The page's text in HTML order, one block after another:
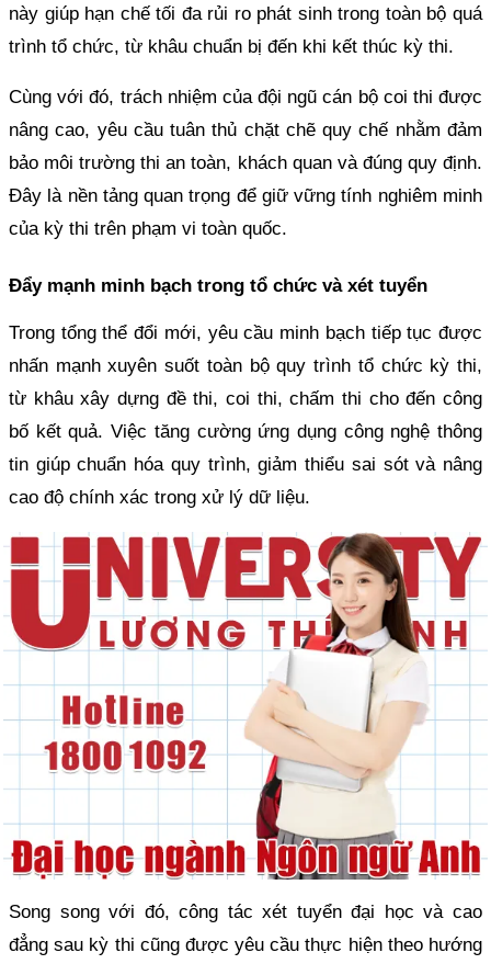
này giúp hạn chế tối đa rủi ro phát sinh trong toàn bộ quá
trình tổ chức, từ khâu chuẩn bị đến khi kết thúc kỳ thi.
Cùng với đó, trách nhiệm của đội ngũ cán bộ coi thi được
nâng cao, yêu cầu tuân thủ chặt chẽ quy chế nhằm đảm
bảo môi trường thi an toàn, khách quan và đúng quy định.
Đây là nền tảng quan trọng để giữ vững tính nghiêm minh
của kỳ thi trên phạm vi toàn quốc.
Đẩy mạnh minh bạch trong tổ chức và xét tuyển
Trong tổng thể đổi mới, yêu cầu minh bạch tiếp tục được
nhấn mạnh xuyên suốt toàn bộ quy trình tổ chức kỳ thi,
từ khâu xây dựng đề thi, coi thi, chấm thi cho đến công
bố kết quả. Việc tăng cường ứng dụng công nghệ thông
tin giúp chuẩn hóa quy trình, giảm thiểu sai sót và nâng
cao độ chính xác trong xử lý dữ liệu.
Song song với đó, công tác xét tuyển đại học và cao
đẳng sau kỳ thi cũng được yêu cầu thực hiện theo hướng